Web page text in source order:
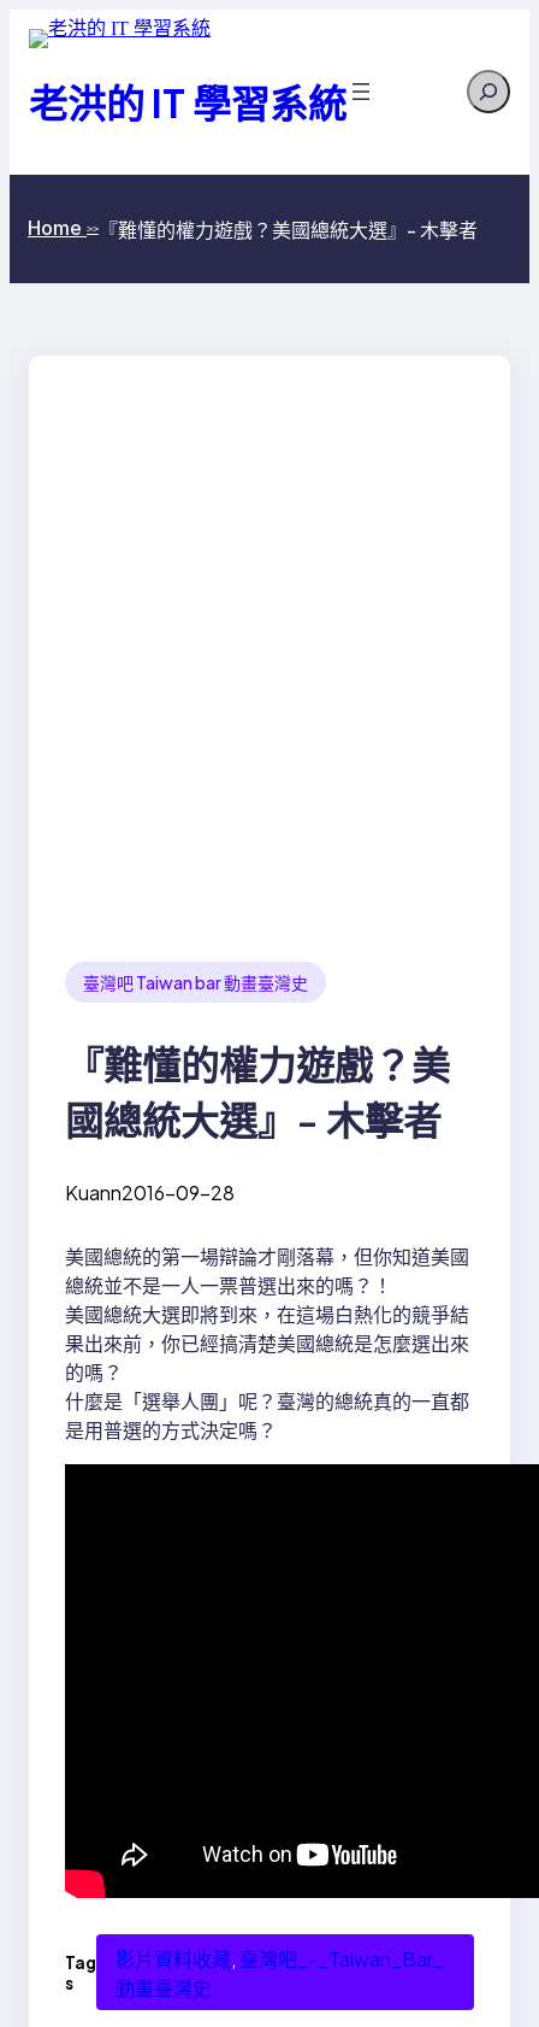
老洪的 IT 學習系統 Search
Home >> 『難懂的權力遊戲？美國總統大選』- 木擊者
臺灣吧 Taiwan bar 動畫臺灣史
『難懂的權力遊戲？美
國總統大選』- 木擊者
Kuann2016-09-28
美國總統的第一場辯論才剛落幕，但你知道美國
總統並不是一人一票普選出來的嗎？！
美國總統大選即將到來，在這場白熱化的競爭結
果出來前，你已經搞清楚美國總統是怎麼選出來
的嗎？
什麼是「選舉人團」呢？臺灣的總統真的一直都
是用普選的方式決定嗎？
Tag
s
影片資料收藏, 臺灣吧_-_Taiwan_Bar_
動畫臺灣史